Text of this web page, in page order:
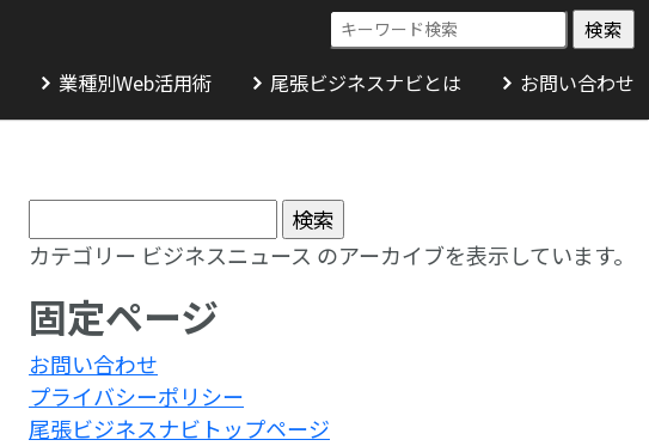
業種別Web活用術 尾張ビジネスナビとは お問い合わせ
索:
カテゴリー ビジネスニュース のアーカイブを表示しています。
固定ページ
お問い合わせ
プライバシーポリシー
尾張ビジネスナビトップページ